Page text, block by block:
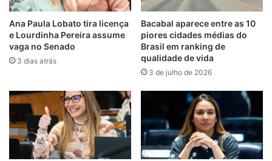
de visto de trabalho para estrangeiros
nascidos em países de fora do Mercosul ou
em países sem acordo com o Brasil leva em
média de dez a 15 dias úteis. A situação de
Lage foi regularizada em menos de uma
semana graças à agilidade impressa por
funcionários do ministério de Dino, que
aprovaram o pedido do visto para
publicação no Diário Oficial da União em
menos de 72 horas.
Ana Paula Lobato tira licença
e Lourdinha Pereira assume
vaga no Senado
3 dias atrás
Bacabal aparece entre as 10
piores cidades médias do
Brasil em ranking de
qualidade de vida
3 de julho de 2026